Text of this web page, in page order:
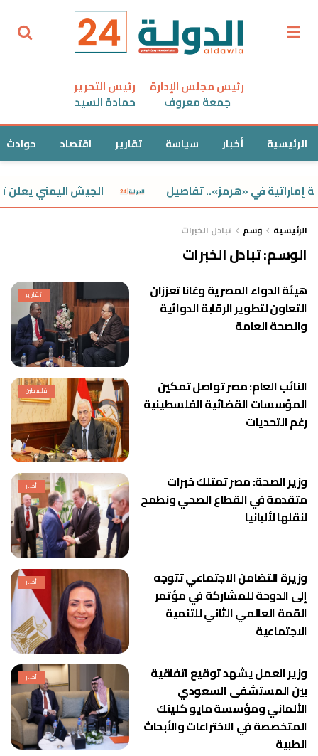
رئيس مجلس الإدارة
جمعة معروف
رئيس التحرير
حمادة السيد
الرئيسية أخبار سياسة تقارير اقتصاد حوادث
في «هرمز».. تفاصيل الجيش اليمني يعلن
الرئيسية وسم تبادل الخبرات
الوسم:تبادل الخبرات
تقارير
هيئة الدواء المصرية وغانا تعززان
التعاون لتطوير الرقابة الدوائية
والصحة العامة
فلسطين
النائب العام: مصر تواصل تمكين
المؤسسات القضائية الفلسطينية
رغم التحديات
أخبار
وزير الصحة: مصر تمتلك خبرات
متقدمة في القطاع الصحي ونطمح
لنقلها لألبانيا
أخبار
وزيرة التضامن الاجتماعي تتوجه
إلى الدوحة للمشاركة في مؤتمر
القمة العالمي الثاني للتنمية
الاجتماعية
أخبار
وزير العمل يشهد توقيع اتفاقية
بين المستشفى السعودي
الألماني ومؤسسة مايو كلينك
المتخصصة في الاختراعات والأبحاث
الطبية